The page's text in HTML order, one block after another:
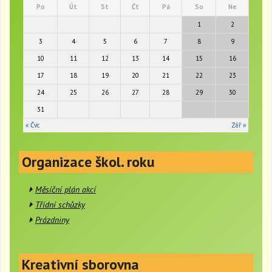
Po Út St Čt Pá So Ne
1
2
3
4 5 6 7 8
9
10
11 12 13 14 15
16
17
18 19 20 21 22
23
24
25 26 27 28 29
30
31
« Čvc
Zář »
Organizace škol. roku
Měsíční plán akcí
Třídní schůzky
Prázdniny
Kreativní sborovna